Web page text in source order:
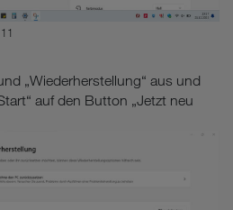
„Wiederherstellung“ aus und
auf den Button „Jetzt neu
werden wie europäische
die zur Funktion dieser